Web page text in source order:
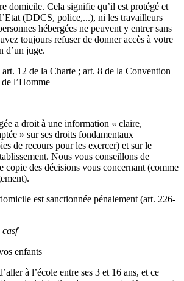
domicile. Cela signifie qu’il est protégé et
(DDCS, police,...), ni les travailleurs
hébergées ne peuvent y entrer sans
toujours refuser de donner accès à votre
d’un juge.
12 de la Charte ; art. 8 de la Convention
l’Homme
a droit à une information « claire,
» sur ses droits fondamentaux
de recours pour les exercer) et sur le
Nous vous conseillons de
copie des décisions vous concernant (comme
est sanctionnée pénalement (art. 226-
enfants
à l’école entre ses 3 et 16 ans, et ce